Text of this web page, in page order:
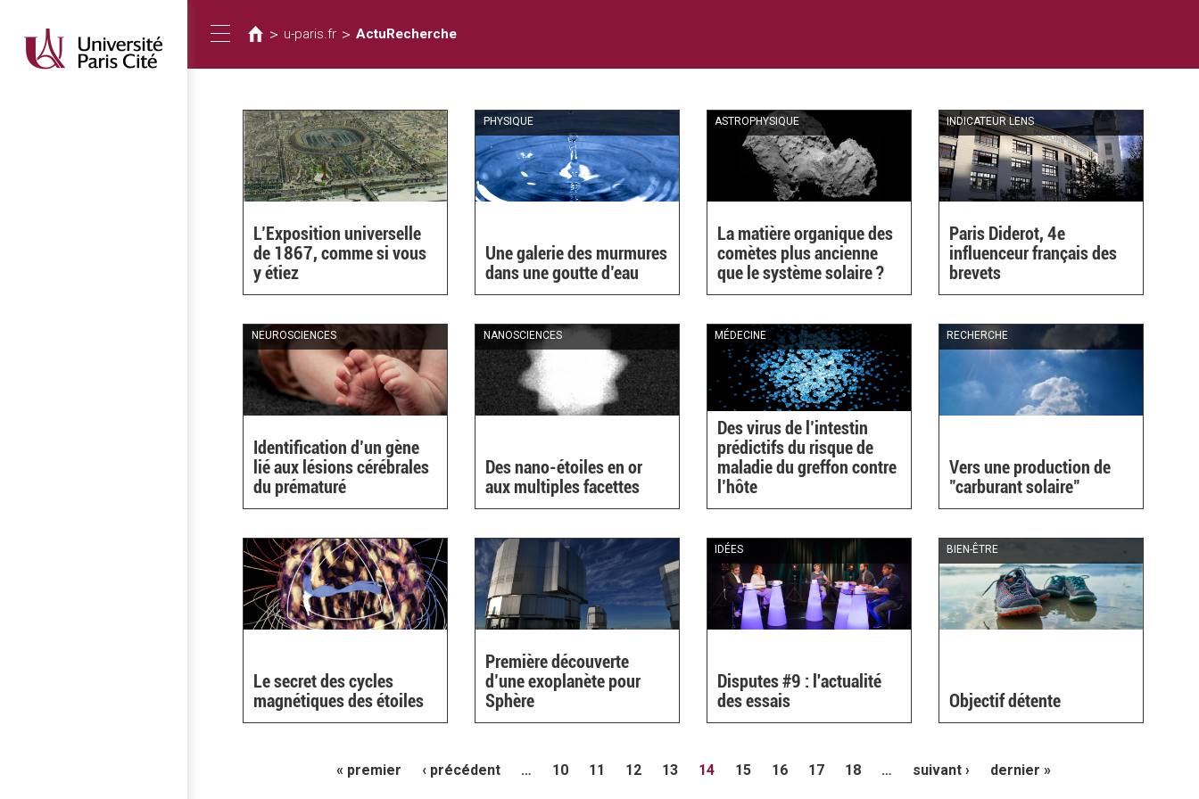
Toggle
navigation
在
這
> u-paris.fr > ActuRecherche
L’Exposition universelle
de 1867, comme si vous
y étiez
PHYSIQUE
Une galerie des murmures
dans une goutte d’eau
ASTROPHYSIQUE
La matière organique des
comètes plus ancienne
que le système solaire ?
INDICATEUR LENS
Paris Diderot, 4e
influenceur français des
brevets
NEUROSCIENCES
Identification d’un gène
lié aux lésions cérébrales
du prématuré
NANOSCIENCES
Des nano-étoiles en or
aux multiples facettes
MÉDECINE
Des virus de l’intestin
prédictifs du risque de
maladie du greffon contre
l’hôte
RECHERCHE
Vers une production de
"carburant solaire"
Le secret des cycles
magnétiques des étoiles
Première découverte
d’une exoplanète pour
Sphère
IDÉES
Disputes #9 : l'actualité
des essais
BIEN-ÊTRE
Objectif détente
« premier ‹ précédent … 10 11 12 13 14 15 16 17 18 … suivant › dernier »